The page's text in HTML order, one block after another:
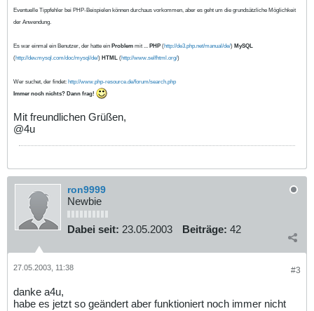
Eventuelle Tippfehler bei PHP-Beispielen können durchaus vorkommen, aber es geht um die grundsätzliche Möglichkeit
der Anwendung.
Es war einmal ein Benutzer, der hatte ein Problem mit ... PHP (http://de3.php.net/manual/de/) MySQL
(http://dev.mysql.com/doc/mysql/de/) HTML (http://www.selfhtml.org/)
Wer suchet, der findet: http://www.php-resource.de/forum/search.php
Immer noch nichts? Dann frag!
Mit freundlichen Grüßen,
@4u
ron9999
Newbie
Dabei seit: 23.05.2003 Beiträge: 42
#3
27.05.2003, 11:38
danke a4u,
habe es jetzt so geändert aber funktioniert noch immer nicht